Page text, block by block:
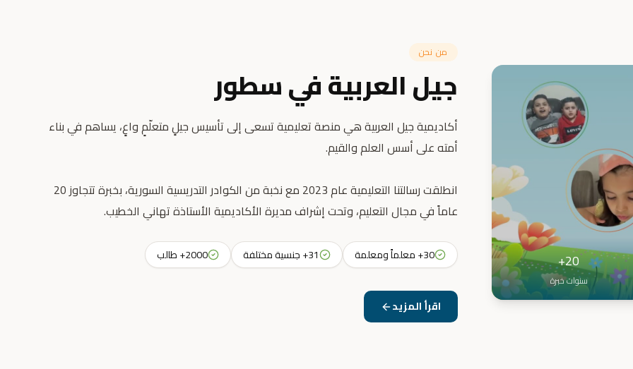
20+
سنوات خبرة
من نحن
جيل العربية في سطور
أكاديمية جيل العربية هي منصة تعليمية تسعى إلى تأسيس جيلٍ متعلّمٍ واعٍ، يساهم في بناء
انطلقت رسالتنا التعليمية عام 2023 مع نخبة من الكوادر التدريسية السورية، بخبرة تتجاوز 20
عاماً في مجال التعليم، وتحت إشراف مديرة الأكاديمية الأستاذة تهاني الخطيب.
30+ معلماً ومعلمة 31+ جنسية مختلفة 2000+ طالب
اقرأ المزيد